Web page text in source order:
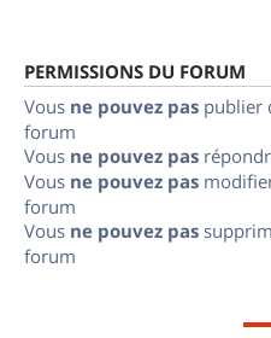
PERMISSIONS DU FORUM
Vous ne pouvez pas publier
forum
Vous ne pouvez pas
Vous ne pouvez pas
forum
Vous ne pouvez pas
forum